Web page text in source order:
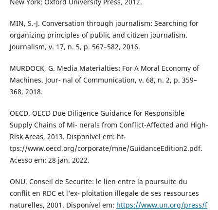
MIN, S.-J. Conversation through journalism: Searching for
organizing principles of public and citizen journalism.
Journalism, v. 17, n. 5, p. 567–582, 2016.
MURDOCK, G. Media Materialties: For A Moral Economy of
Machines. Jour- nal of Communication, v. 68, n. 2, p. 359–
368, 2018.
OECD. OECD Due Diligence Guidance for Responsible
Supply Chains of Mi- nerals from Conflict-Affected and High-
Risk Areas, 2013. Disponível em: ht-
tps://www.oecd.org/corporate/mne/GuidanceEdition2.pdf.
Acesso em: 28 jan. 2022.
ONU. Conseil de Securite: le lien entre la poursuite du
conflit en RDC et l’ex- ploitation illegale de ses ressources
naturelles, 2001. Disponível em: https://www.un.org/press/f